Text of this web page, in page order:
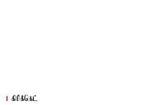
கிரிக்கெட்